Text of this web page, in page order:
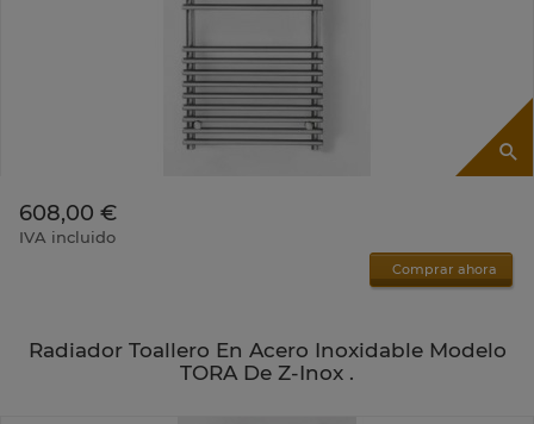
608,00 €
IVA incluido
Comprar ahora
Radiador Toallero En Acero Inoxidable Modelo
TORA De Z-Inox .